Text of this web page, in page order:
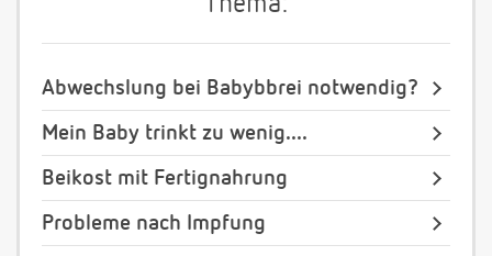
Abwechslung bei Babybbrei notwendig?
Mein Baby trinkt zu wenig....
Beikost mit Fertignahrung
Probleme nach Impfung